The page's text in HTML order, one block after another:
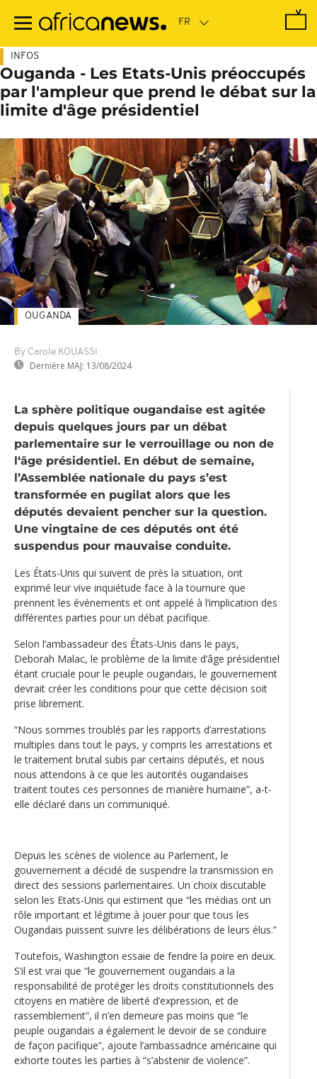
contenu
INFOS
Ouganda - Les Etats-Unis préoccupés
par l'ampleur que prend le débat sur la
limite d'âge présidentiel
By Carole KOUASSI
Dernière MAJ: 13/08/2024
OUGANDA
La sphère politique ougandaise est agitée
depuis quelques jours par un débat
parlementaire sur le verrouillage ou non de
l‘âge présidentiel. En début de semaine,
l’Assemblée nationale du pays s’est
transformée en pugilat alors que les
députés devaient pencher sur la question.
Une vingtaine de ces députés ont été
suspendus pour mauvaise conduite.
Les États-Unis qui suivent de près la situation, ont
exprimé leur vive inquiétude face à la tournure que
prennent les événements et ont appelé à l’implication des
différentes parties pour un débat pacifique.
Selon l’ambassadeur des États-Unis dans le pays,
Deborah Malac, le problème de la limite d‘âge présidentiel
étant cruciale pour le peuple ougandais, le gouvernement
devrait créer les conditions pour que cette décision soit
prise librement.
“Nous sommes troublés par les rapports d’arrestations
multiples dans tout le pays, y compris les arrestations et
le traitement brutal subis par certains députés, et nous
nous attendons à ce que les autorités ougandaises
traitent toutes ces personnes de manière humaine”, a-t-
elle déclaré dans un communiqué.
Depuis les scènes de violence au Parlement, le
gouvernement a décidé de suspendre la transmission en
direct des sessions parlementaires. Un choix discutable
selon les Etats-Unis qui estiment que “les médias ont un
rôle important et légitime à jouer pour que tous les
Ougandais puissent suivre les délibérations de leurs élus.”
Toutefois, Washington essaie de fendre la poire en deux.
S’il est vrai que “le gouvernement ougandais a la
responsabilité de protéger les droits constitutionnels des
citoyens en matière de liberté d’expression, et de
rassemblement”, il n’en demeure pas moins que “le
peuple ougandais a également le devoir de se conduire
de façon pacifique”, ajoute l’ambassadrice américaine qui
exhorte toutes les parties à “s’abstenir de violence”.